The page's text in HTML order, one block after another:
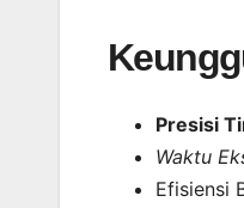
Presisi
Waktu
Efisiensi